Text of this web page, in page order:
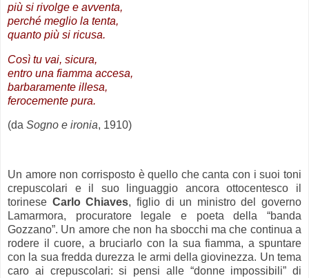
più si rivolge e avventa,
perché meglio la tenta,
quanto più si ricusa.
Così tu vai, sicura,
entro una fiamma accesa,
barbaramente illesa,
ferocemente pura.
(da Sogno e ironia, 1910)
Un amore non corrisposto è quello che canta con i suoi toni
crepuscolari e il suo linguaggio ancora ottocentesco il
torinese Carlo Chiaves, figlio di un ministro del governo
Lamarmora, procuratore legale e poeta della “banda
Gozzano”. Un amore che non ha sbocchi ma che continua a
rodere il cuore, a bruciarlo con la sua fiamma, a spuntare
con la sua fredda durezza le armi della giovinezza. Un tema
caro ai crepuscolari: si pensi alle “donne impossibili” di